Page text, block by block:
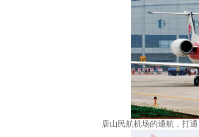
唐山民航机场的通航，打通